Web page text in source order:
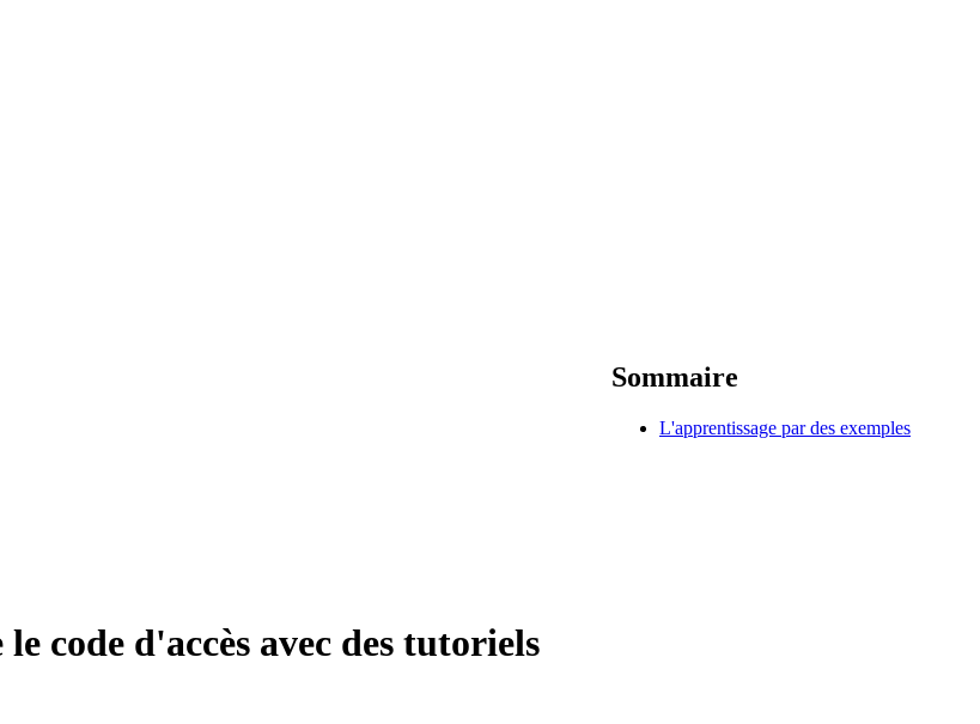
code d'accès avec des tutoriels
Sommaire
L'apprentissage par des exemples